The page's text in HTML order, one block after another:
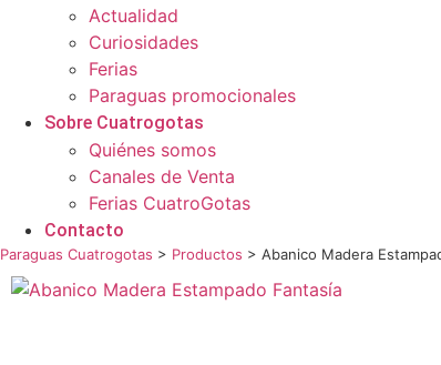
Actualidad
Curiosidades
Ferias
Paraguas promocionales
Sobre Cuatrogotas
Quiénes somos
Canales de Venta
Ferias CuatroGotas
Contacto
Paraguas Cuatrogotas > Productos > Abanico Madera